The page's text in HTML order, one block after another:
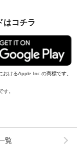
はコチラ
けるApple Inc.の商標です。
。
覧